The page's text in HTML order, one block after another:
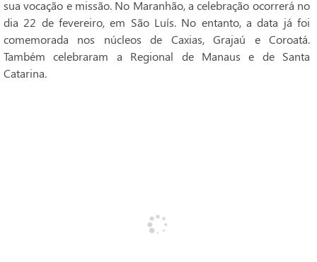
sua vocação e missão. No Maranhão, a celebração ocorrerá no
dia 22 de fevereiro, em São Luís. No entanto, a data já foi
comemorada nos núcleos de Caxias, Grajaú e Coroatá.
Também celebraram a Regional de Manaus e de Santa
Catarina.